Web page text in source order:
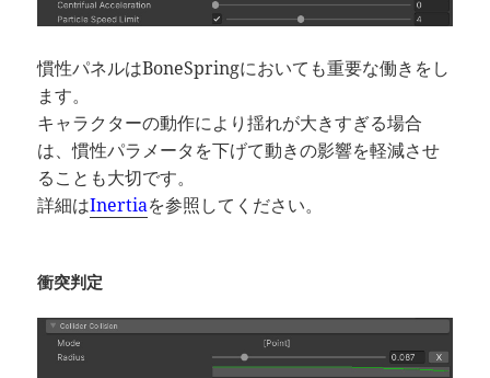
慣性パネルはBoneSpringにおいても重要な働きをし
ます。
キャラクターの動作により揺れが大きすぎる場合
は、慣性パラメータを下げて動きの影響を軽減させ
ることも大切です。
詳細はInertiaを参照してください。
衝突判定